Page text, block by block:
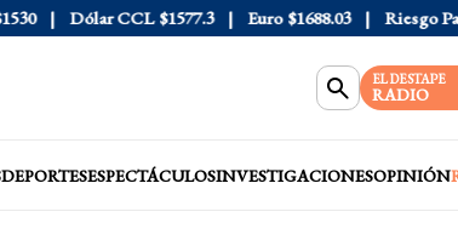
Dólar CCL $1577.3 Euro $1688.03 Riesgo País
EL DESTAPE
RADIO
DEPORTESESPECTÁCULOSINVESTIGACIONESOPINIÓN